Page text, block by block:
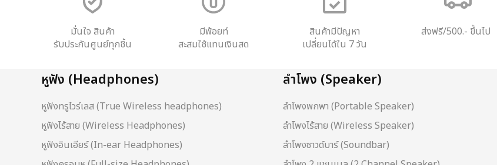
มั่นใจ สินค้า
รับประกันศูนย์ทุกชิ้น
มีพ้อยท์
สะสมใช้แทนเงินสด
สินค้ามีปัญหา
เปลี่ยนได้ใน 7 วัน
ส่งฟรี/500.- ขึ้นไป
หูฟัง (Headphones)
หูฟังทรูไวร์เลส (True Wireless headphones)
หูฟังไร้สาย (Wireless Headphones)
หูฟังอินเอียร์ (In-ear Headphones)
ลำโพง (Speaker)
ลำโพงพกพา (Portable Speaker)
ลำโพงไร้สาย (Wireless Speaker)
ลำโพงซาวด์บาร์ (Soundbar)